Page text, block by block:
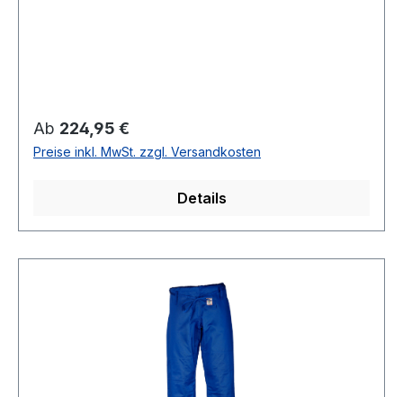
Regulärer Preis:
Ab 224,95 €
Preise inkl. MwSt. zzgl. Versandkosten
Details